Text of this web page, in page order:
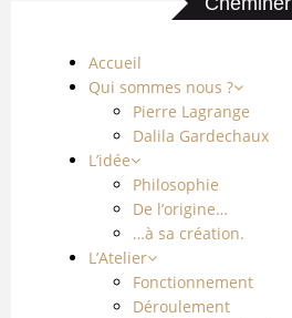
Accueil
Qui sommes nous ?
Pierre Lagrange
Dalila Gardechaux
L’idée
Philosophie
De l’origine…
…à sa création.
L’Atelier
Fonctionnement
Déroulement